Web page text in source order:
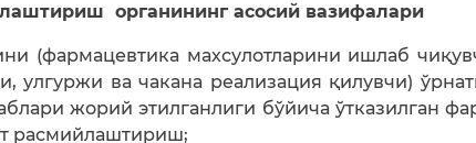
органининг асосий вазифалари
(фармацевтика махсулотларини ишлаб
улгуржи ва чакана реализация қилувчи)
жорий этилганлиги бўйича ўтказилган
расмийлаштириш;